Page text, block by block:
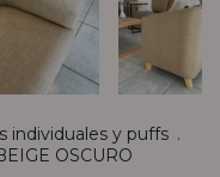
individuales y puffs .
OSCURO